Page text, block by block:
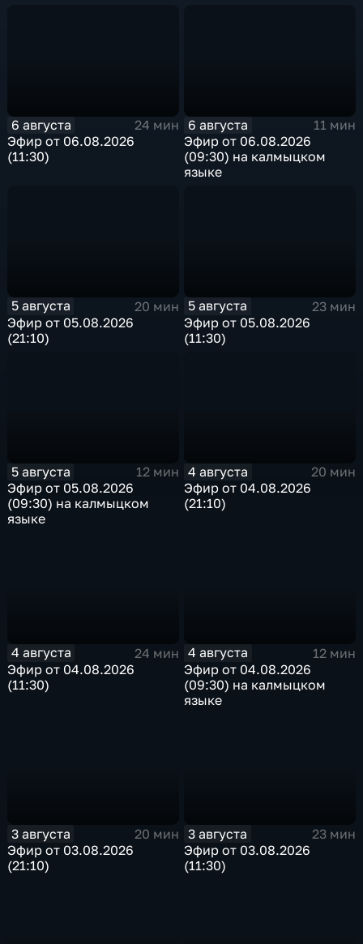
6 августа
24 мин
Эфир от 06.08.2026
(11:30)
6 августа
11 мин
Эфир от 06.08.2026
(09:30) на калмыцком
языке
5 августа
20 мин
Эфир от 05.08.2026
(21:10)
5 августа
23 мин
Эфир от 05.08.2026
(11:30)
5 августа
12 мин
Эфир от 05.08.2026
(09:30) на калмыцком
языке
4 августа
20 мин
Эфир от 04.08.2026
(21:10)
4 августа
24 мин
Эфир от 04.08.2026
(11:30)
4 августа
12 мин
Эфир от 04.08.2026
(09:30) на калмыцком
языке
3 августа
20 мин
Эфир от 03.08.2026
(21:10)
3 августа
23 мин
Эфир от 03.08.2026
(11:30)